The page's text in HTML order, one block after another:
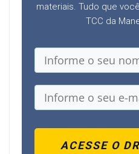
materiais. Tudo que
TCC da
ACESSE O